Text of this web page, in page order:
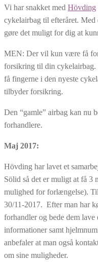
Vi har snakket med Hövding
cykelairbag til efteråret.
gøre det muligt for dig at
MEN: Der vil kun være få
forsikring til din
få fingerne i den nyeste
tilbyder forsikring.
Den “gamle” airbag kan nu
forhandlere.
Maj 2017:
Hövding har lavet et
Sölid så det er muligt at få 3
mulighed for forlængelse).
30/11-2017. Efter man har
forhandler og bede dem
informationer samt
anbefaler at man også
om sine muligheder.